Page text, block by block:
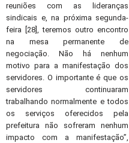
reuniões com as lideranças
sindicais e, na próxima segunda-
feira [28], teremos outro encontro
na mesa permanente de
negociação. Não há nenhum
motivo para a manifestação dos
servidores. O importante é que os
servidores continuaram
trabalhando normalmente e todos
os serviços oferecidos pela
prefeitura não sofreram nenhum
impacto com a manifestação”,